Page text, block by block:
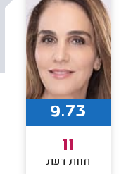
9.73
11
חוות דעת